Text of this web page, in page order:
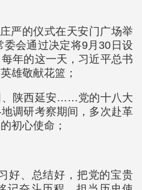
严的仪式在天安门广场举
会通过决定将9月30日设
年的这一天，习近平总书
雄敬献花篮；
、陕西延安……党的十八大
调研考察期间，多次赴革
初心使命；
好、总结好，把党的宝贵